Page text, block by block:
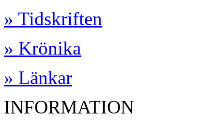
» Tidskriften
» Krönika
» Länkar
INFORMATION